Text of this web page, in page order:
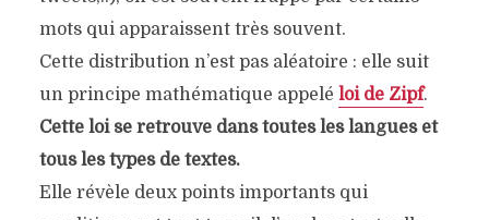
mots qui apparaissent très souvent.
Cette distribution n’est pas aléatoire : elle suit
un principe mathématique appelé loi de Zipf.
Cette loi se retrouve dans toutes les langues et
tous les types de textes.
Elle révèle deux points importants qui